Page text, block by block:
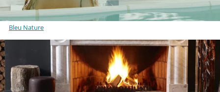
Bleu Nature